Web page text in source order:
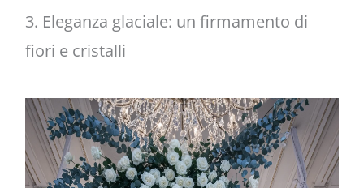
3. Eleganza glaciale: un firmamento di
fiori e cristalli